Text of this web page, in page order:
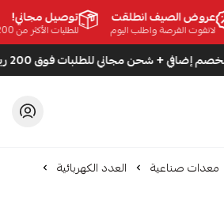
عروض الصيف انطلقت
لاتفوت الفرصة واطلب اليوم
توصيل مجاني!
للطلبات الأكثر من 200 ريال!
معدات صناعية العدد الكهربائية